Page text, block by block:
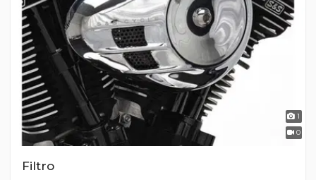
1
0
Filtro